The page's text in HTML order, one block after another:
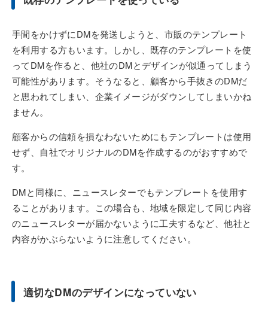
手間をかけずにDMを発送しようと、市販のテンプレート
を利用する方もいます。しかし、既存のテンプレートを使
ってDMを作ると、他社のDMとデザインが似通ってしまう
可能性があります。そうなると、顧客から手抜きのDMだ
と思われてしまい、企業イメージがダウンしてしまいかね
ません。
顧客からの信頼を損なわないためにもテンプレートは使用
せず、自社でオリジナルのDMを作成するのがおすすめで
す。
DMと同様に、ニュースレターでもテンプレートを使用す
ることがあります。この場合も、地域を限定して同じ内容
のニュースレターが届かないように工夫するなど、他社と
内容がかぶらないように注意してください。
適切なDMのデザインになっていない